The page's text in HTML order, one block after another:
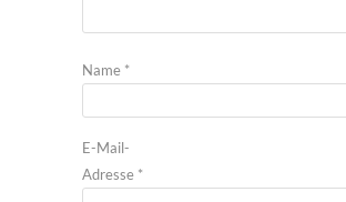
Name *
E-Mail-
Adresse *